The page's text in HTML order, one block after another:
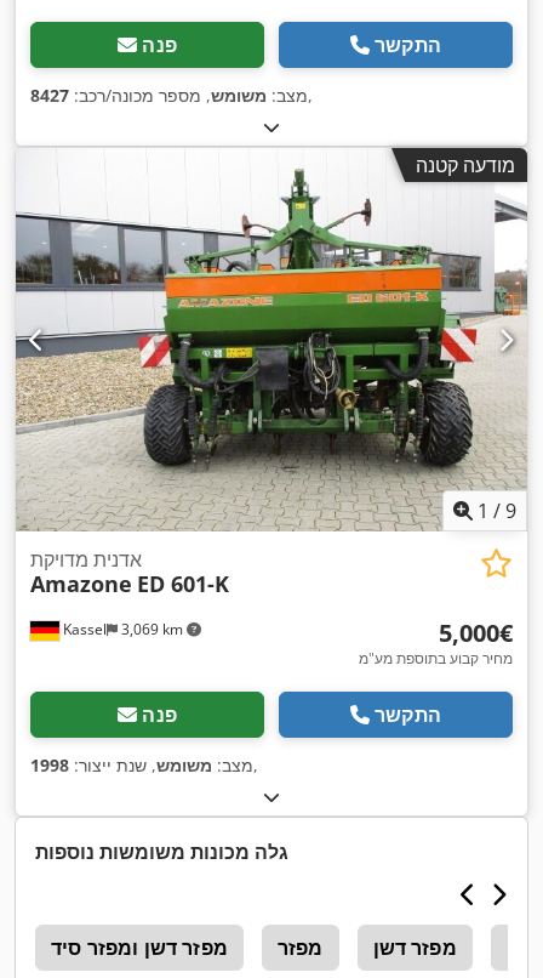
פנה התקשר
מצב: משומש, מספר מכונה/רכב: 8427 ,
מודעה קטנה
1 /9
Kassel 3,069 km
אדנית מדויקת
Amazone ED 601-K
‏5,000 ‏€
מחיר קבוע בתוספת מע"מ
פנה התקשר
מצב: משומש, שנת ייצור: 1998 ,
גלה מכונות משומשות נוספות
מפזר דשן ומפזר סיד מפזר מפזר דשן